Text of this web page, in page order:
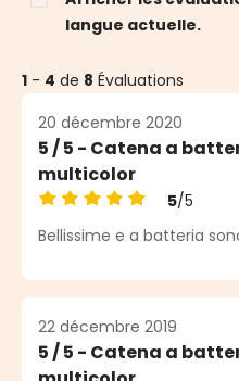
langue actuelle.
1 - 4 de 8 Évaluations
20 décembre 2020
5 / 5 - Catena a
multicolor
Note moyenne de 5 sur
5/5
Bellissime e a batteria
22 décembre 2019
5 / 5 - Catena a